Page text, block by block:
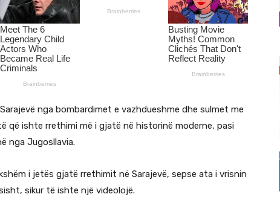
nga bombardimet e vazhdueshme dhe sulmet me
që ishte rrethimi më i gjatë në historinë moderne, pasi
nga Jugosllavia.
i jetës gjatë rrethimit në Sarajevë, sepse ata i vrisnin
sikur të ishte një videolojë.